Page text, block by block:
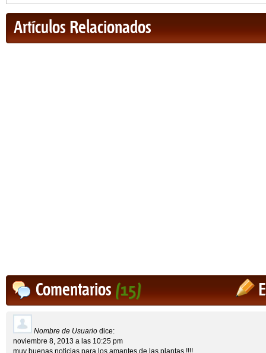
Artículos Relacionados
Comentarios(15)
Nombre de Usuario dice:
noviembre 8, 2013 a las 10:25 pm
muy buenas noticias para los amantes de las plantas !!!!